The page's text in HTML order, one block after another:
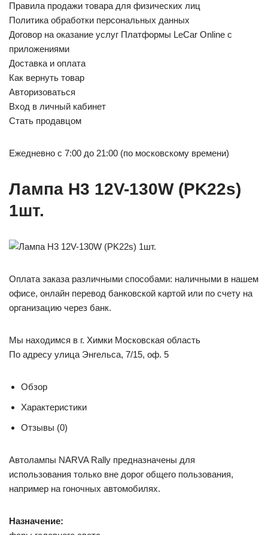
Правила продажи товара для физических лиц
Политика обработки персональных данных
Договор на оказание услуг Платформы LeCar Online с
приложениями
Доставка и оплата
Как вернуть товар
Авторизоваться
Вход в личный кабинет
Стать продавцом
Ежедневно с 7:00 до 21:00 (по московскому времени)
Лампа H3 12V-130W (PK22s)
1шт.
Оплата заказа различными способами: наличными в нашем
офисе, онлайн перевод банковской картой или по счету на
организацию через банк.
Мы находимся в г. Химки Московская область
По адресу улица Энгельса, 7/15, оф. 5
Обзор
Характеристики
Отзывы (0)
Автолампы NARVA Rally предназначены для
использования только вне дорог общего пользования,
например на гоночных автомобилях.
Назначение: